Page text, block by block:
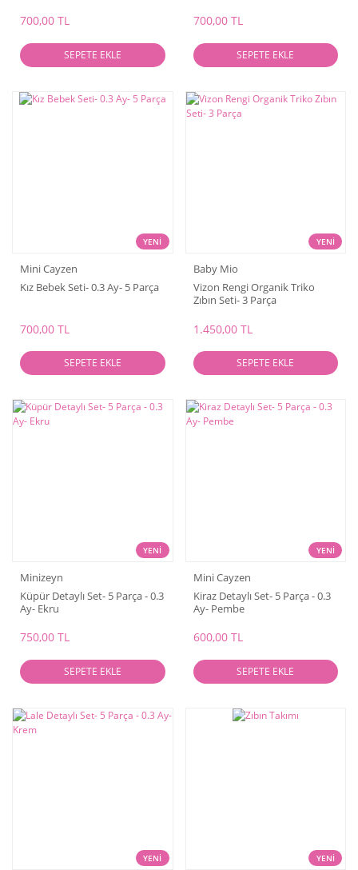
700,00 TL
SEPETE EKLE
700,00 TL
SEPETE EKLE
YENİ
Mini Cayzen
Kız Bebek Seti- 0.3 Ay- 5 Parça
700,00 TL
SEPETE EKLE
YENİ
Baby Mio
Vizon Rengi Organik Triko
Zıbın Seti- 3 Parça
1.450,00 TL
SEPETE EKLE
YENİ
Minizeyn
Küpür Detaylı Set- 5 Parça - 0.3
Ay- Ekru
750,00 TL
SEPETE EKLE
YENİ
Mini Cayzen
Kiraz Detaylı Set- 5 Parça - 0.3
Ay- Pembe
600,00 TL
SEPETE EKLE
YENİ YENİ